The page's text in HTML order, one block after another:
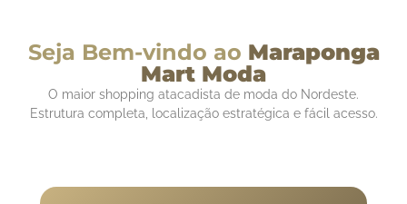
Seja Bem-vindo ao Maraponga
Mart Moda
O maior shopping atacadista de moda do Nordeste.
Estrutura completa, localização estratégica e fácil acesso.